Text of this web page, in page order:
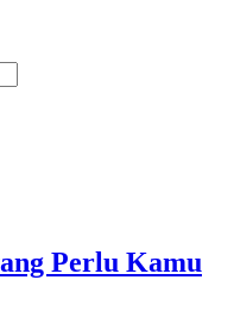
Perlu Kamu